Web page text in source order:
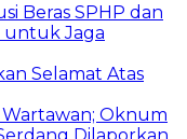
Beras SPHP dan
untuk Jaga
Selamat Atas
Oknum